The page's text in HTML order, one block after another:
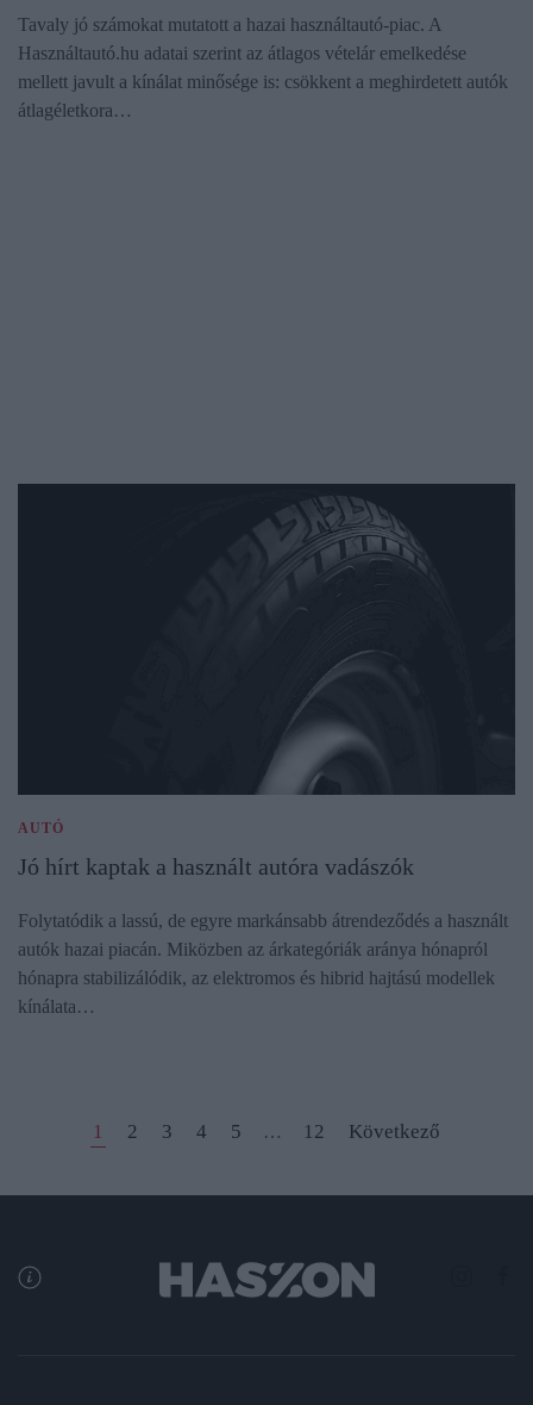
Tavaly jó számokat mutatott a hazai használtautó-piac. A
Használtautó.hu adatai szerint az átlagos vételár emelkedése
mellett javult a kínálat minősége is: csökkent a meghirdetett autók
átlagéletkora…
AUTÓ
Jó hírt kaptak a használt autóra vadászók
Folytatódik a lassú, de egyre markánsabb átrendeződés a használt
autók hazai piacán. Miközben az árkategóriák aránya hónapról
hónapra stabilizálódik, az elektromos és hibrid hajtású modellek
kínálata…
1 2 3 4 5 … 12 Következő